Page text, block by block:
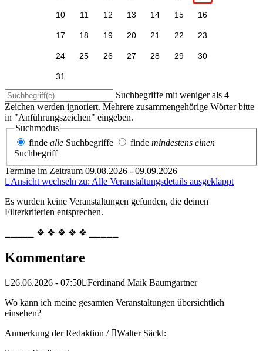
10 11 12 13 14 15 16
17 18 19 20 21 22 23
24 25 26 27 28 29 30
31
Suchbegriffe mit weniger als 4
Zeichen werden ignoriert. Mehrere zusammengehörige Wörter bitte
in "Anführungszeichen" eingeben.
Suchmodus
finde alle Suchbegriffe finde mindestens einen
Suchbegriff
Termine im Zeitraum 09.08.2026 - 09.09.2026
Ansicht wechseln zu: Alle Veranstaltungsdetails ausgeklappt
Es wurden keine Veranstaltungen gefunden, die deinen
Filterkriterien entsprechen.
⎯⎯⎯⎯⎯ ❖ ❖ ❖ ❖ ❖ ⎯⎯⎯⎯⎯
Kommentare
26.06.2026 - 07:50 Ferdinand Maik Baumgartner
Wo kann ich meine gesamten Veranstaltungen übersichtlich
einsehen?
Anmerkung der Redaktion /
Walter Säckl: